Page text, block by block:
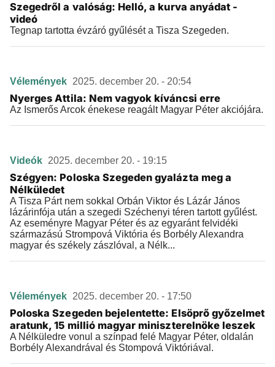
Szegedről a valóság: Helló, a kurva anyádat -
videó
Tegnap tartotta évzáró gyűlését a Tisza Szegeden.
Vélemények 2025. december 20. - 20:54
Nyerges Attila: Nem vagyok kíváncsi erre
Az Ismerős Arcok énekese reagált Magyar Péter akciójára.
Videók 2025. december 20. - 19:15
Szégyen: Poloska Szegeden gyalázta meg a
Nélküledet
A Tisza Párt nem sokkal Orbán Viktor és Lázár János
lázárinfója után a szegedi Széchenyi téren tartott gyűlést.
Az eseményre Magyar Péter és az egyaránt felvidéki
származású Strompová Viktória és Borbély Alexandra
magyar és székely zászlóval, a Nélk...
Vélemények 2025. december 20. - 17:50
Poloska Szegeden bejelentette: Elsöprő győzelmet
aratunk, 15 millió magyar miniszterelnöke leszek
A Nélküledre vonul a színpad felé Magyar Péter, oldalán
Borbély Alexandrával és Stompová Viktóriával.